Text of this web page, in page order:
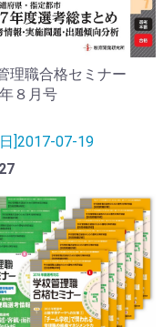
理職合格セミナー
８月号
]2017-07-19